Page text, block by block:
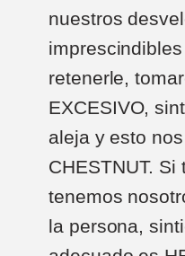
nuestros
retenerle,
EXCESIVO,
aleja y esto
CHESTNUT.
tenemos
la persona,